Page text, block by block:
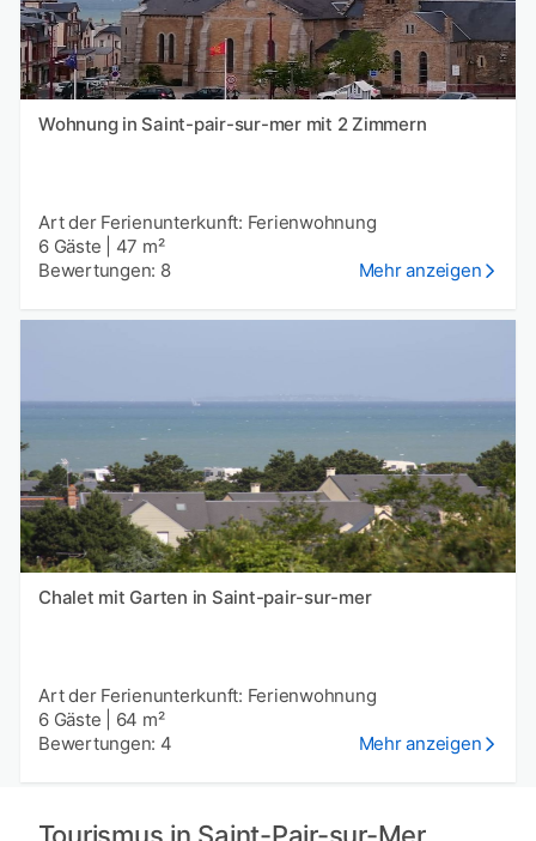
Wohnung in Saint-pair-sur-mer mit 2 Zimmern
Art der Ferienunterkunft: Ferienwohnung
6 Gäste
47 m²
Bewertungen: 8
Mehr anzeigen
Chalet mit Garten in Saint-pair-sur-mer
Art der Ferienunterkunft: Ferienwohnung
6 Gäste
64 m²
Bewertungen: 4
Mehr anzeigen